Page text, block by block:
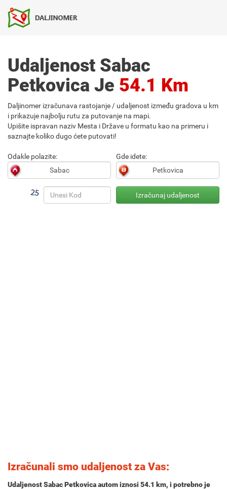
Udaljenost Sabac
Petkovica Je 54.1 Km
Daljinomer izračunava rastojanje / udaljenost između gradova u km
i prikazuje najbolju rutu za putovanje na mapi.
Upišite ispravan naziv Mesta i Države u formatu kao na primeru i
saznajte koliko dugo ćete putovati!
Odakle polazite: Gde idete:
Izračunali smo udaljenost za Vas:
Udaljenost Sabac Petkovica autom iznosi 54.1 km, i potrebno je